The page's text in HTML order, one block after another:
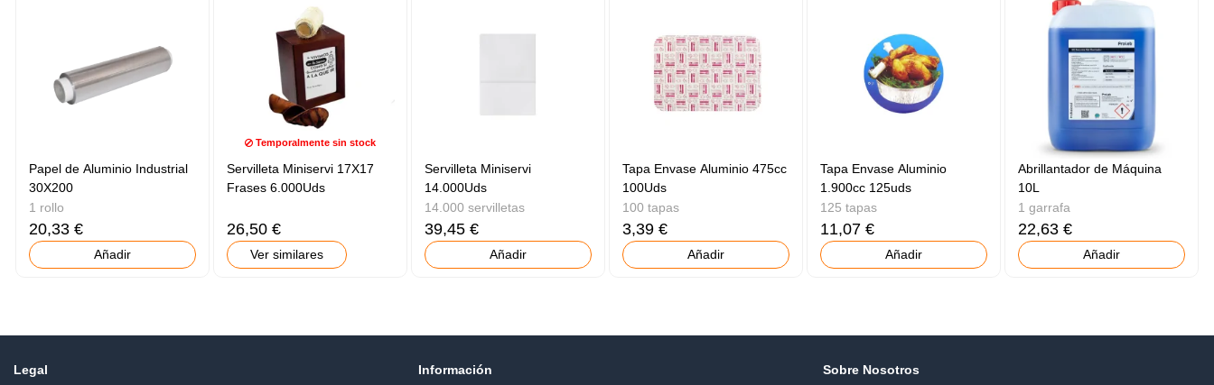
Papel de Aluminio Industrial
30X200
1 rollo
20,33 €
Añadir
Temporalmente sin stock
Servilleta Miniservi 17X17
Frases 6.000Uds
26,50 €
Ver similares
Servilleta Miniservi
14.000Uds
14.000 servilletas
39,45 €
Añadir
Tapa Envase Aluminio 475cc
100Uds
100 tapas
3,39 €
Añadir
Tapa Envase Aluminio
1.900cc 125uds
125 tapas
11,07 €
Añadir
Abrillantador de Máquina
10L
1 garrafa
22,63 €
Añadir
Legal Información Sobre Nosotros